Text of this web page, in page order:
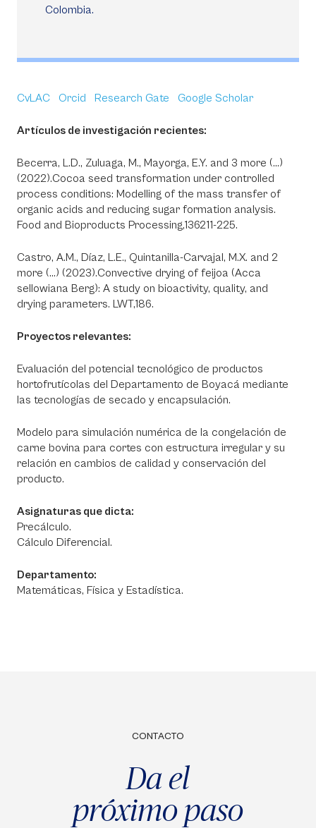
Colombia.
CvLAC Orcid Research Gate Google Scholar
Artículos de investigación recientes:
Becerra, L.D., Zuluaga, M., Mayorga, E.Y. and 3 more (...)
(2022).Cocoa seed transformation under controlled
process conditions: Modelling of the mass transfer of
organic acids and reducing sugar formation analysis.
Food and Bioproducts Processing,136211-225.
Castro, A.M., Díaz, L.E., Quintanilla-Carvajal, M.X. and 2
more (...) (2023).Convective drying of feijoa (Acca
sellowiana Berg): A study on bioactivity, quality, and
drying parameters. LWT,186.
Proyectos relevantes:
Evaluación del potencial tecnológico de productos
hortofrutícolas del Departamento de Boyacá mediante
las tecnologías de secado y encapsulación.
Modelo para simulación numérica de la congelación de
carne bovina para cortes con estructura irregular y su
relación en cambios de calidad y conservación del
producto.
Asignaturas que dicta:
Precálculo.
Cálculo Diferencial.
Departamento:
Matemáticas, Física y Estadística.
CONTACTO
Da el
próximo paso